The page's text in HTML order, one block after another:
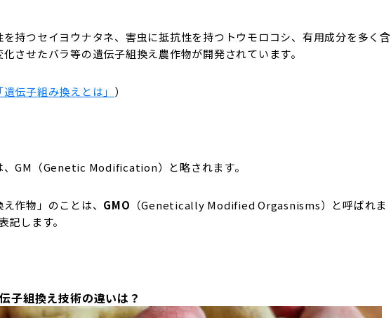
持つセイヨウナタネ、害虫に抵抗性を持つトウモロコシ、有用成分を多く含
させたバラ等の遺伝子組換え農作物が開発されています。
伝子組み換えとは」 ）
、GM（Genetic Modification）と略されます。
作物」のことは、 GMO （Genetically Modified Orgasnisms）と呼ばれま
記します。
子組換え技術の違いは？